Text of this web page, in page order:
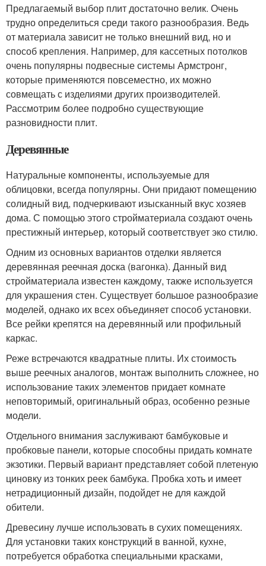
Предлагаемый выбор плит достаточно велик. Очень
трудно определиться среди такого разнообразия. Ведь
от материала зависит не только внешний вид, но и
способ крепления. Например, для кассетных потолков
очень популярны подвесные системы Армстронг,
которые применяются повсеместно, их можно
совмещать с изделиями других производителей.
Рассмотрим более подробно существующие
разновидности плит.
Деревянные
Натуральные компоненты, используемые для
облицовки, всегда популярны. Они придают помещению
солидный вид, подчеркивают изысканный вкус хозяев
дома. С помощью этого стройматериала создают очень
престижный интерьер, который соответствует эко стилю.
Одним из основных вариантов отделки является
деревянная реечная доска (вагонка). Данный вид
стройматериала известен каждому, также используется
для украшения стен. Существует большое разнообразие
моделей, однако их всех объединяет способ установки.
Все рейки крепятся на деревянный или профильный
каркас.
Реже встречаются квадратные плиты. Их стоимость
выше реечных аналогов, монтаж выполнить сложнее, но
использование таких элементов придает комнате
неповторимый, оригинальный образ, особенно резные
модели.
Отдельного внимания заслуживают бамбуковые и
пробковые панели, которые способны придать комнате
экзотики. Первый вариант представляет собой плетеную
циновку из тонких реек бамбука. Пробка хоть и имеет
нетрадиционный дизайн, подойдет не для каждой
обители.
Древесину лучше использовать в сухих помещениях.
Для установки таких конструкций в ванной, кухне,
потребуется обработка специальными красками,